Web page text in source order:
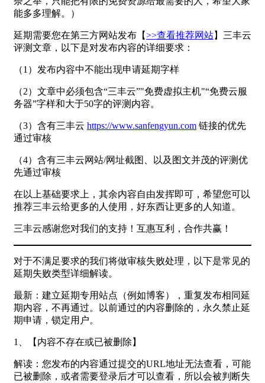
能多多理解。）
延期需要您在第三方网站发布【>>查看推荐网站】三丰云
评测文章，以下是对发布内容的详细要求：
（1）发布内容中不能出现申请延期字样
（2）文章中必须包含“三丰云”"免费虚拟主机"“免费云服
务器”字样和大于50字的评测内容。
（3）含有三丰云 https://www.sanfengyun.com 链接的优先
通过审核
（4）含有三丰云网站/网址截图、以及图文并茂的评测优
先通过审核
在以上基础要求上，其余内容自由发挥即可，希望您可以
推荐三丰云给更多的人使用，好东西让更多的人知道。
三丰云感谢您对我们的支持！互惠互利，合作共赢！
对于不满足要求的我们将做审核失败处理，以下是常见的
延期失败类型详细解读。
最新：建立延期专用站点（例如博客），重复发布相同延
期内容，不再通过。以前通过的内容删除的，永久禁止延
期申请，锁定用户。
1、【内容不存在或已被删除】
解读：您发布的内容通过提交的URL地址无法查看，可能
已被删除，或者需要登录后才可以查看，所以会被判断失